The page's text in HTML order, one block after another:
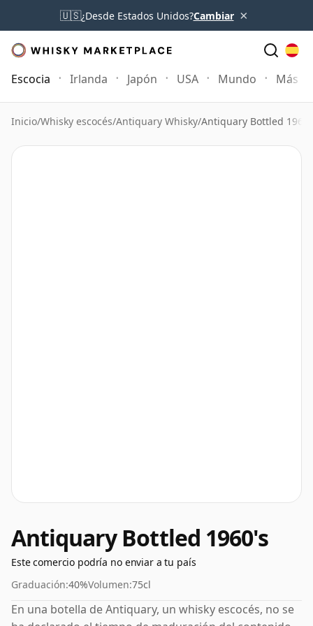
🇺🇸¿Desde Estados Unidos?Cambiar ×
Escocia Irlanda Japón USA Mundo Más
Inicio/Whisky escocés/Antiquary Whisky/Antiquary Bottled
Antiquary Bottled 1960's
Este comercio podría no enviar a tu país
Graduación:40%Volumen:75cl
En una botella de Antiquary, un whisky escocés, no se